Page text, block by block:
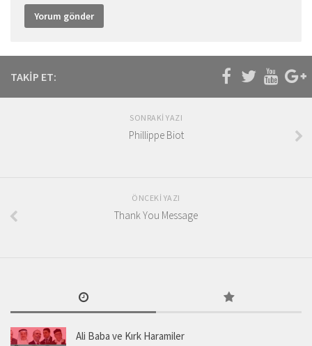
TAKIP ET:
SONRAKI YAZI
Phillippe Biot
ÖNCEKI YAZI
Thank You Message
Ali Baba ve Kırk Haramiler